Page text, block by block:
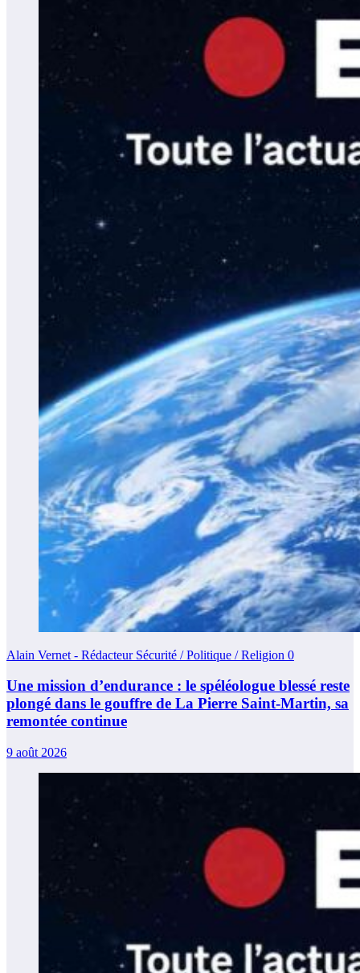
Alain Vernet - Rédacteur Sécurité / Politique / Religion 0
Une mission d’endurance : le spéléologue blessé reste
plongé dans le gouffre de La Pierre Saint-Martin, sa
remontée continue
9 août 2026